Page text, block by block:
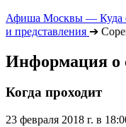
Афиша Москвы — Куда
и представления ➔
Информация о
Когда проходит
23 февраля 2018 г. в